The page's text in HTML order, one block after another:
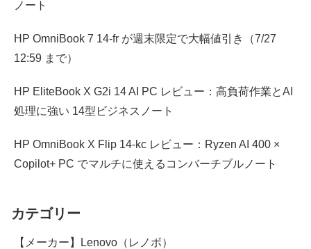
ノート
HP OmniBook 7 14-fr が週末限定で大幅値引き（7/27
12:59 まで）
HP EliteBook X G2i 14 AI PC レビュー：高負荷作業とAI
処理に強い 14型ビジネスノート
HP OmniBook X Flip 14-kc レビュー：Ryzen AI 400 ×
Copilot+ PC でマルチに使えるコンバーチブルノート
カテゴリー
【メーカー】Lenovo（レノボ）